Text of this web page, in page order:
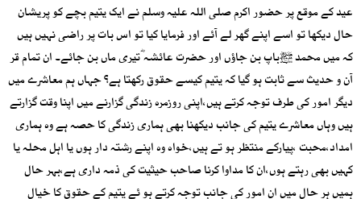
عید کے موقع پر حضور اکرم صلی اللہ علیہ وسلم نے ایک یتیم بچے کو پریشان
حال دیکھا تو اسے اپنے گھر لے آئے اور فرمایا کیا تو اس بات پر راضی نہیں ہیں
کہ میں محمد ﷺباپ بن جاؤں اور حضرت عائشہ ؓتیری ماں بن جائے۔ ان تمام قر
آن و حدیث سے ثابت ہو گیا کہ یتیم کیسے حقوق رکھتا ہے؟ جہاں ہم معاشرے میں
دیگر امور کی طرف توجہ کرتے ہیں،اپنی روزمرہ زندگی گزارنے میں اپنا وقت گزارتے
ہیں وہاں معاشرے یتیم کی جانب دیکھنا بھی ہماری زندگی کا حصہ ہے وہ ہماری
امداد،محبت ،پیارکے منتظر ہو تے ہیں،خواہ وہ اپنے رشتہ دار ہوں یا اہل محلہ یا
کہیں بھی رہتے ہوں،ان کا مداوا کرنا صاحب حیثیت کی ذمہ داری ہے،بہر حال